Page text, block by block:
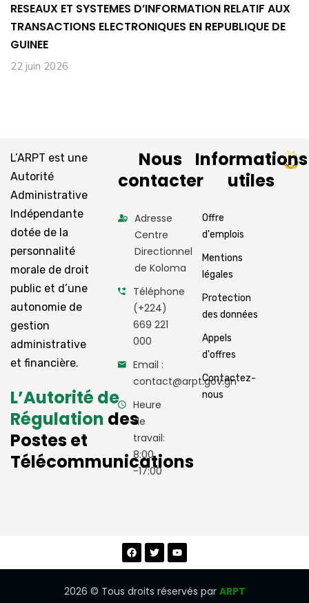
RESEAUX ET SYSTEMES D’INFORMATION RELATIF AUX
TRANSACTIONS ELECTRONIQUES EN REPUBLIQUE DE
GUINEE
22 juin 2026
L’ARPT est une
Autorité
Administrative
Indépendante
dotée de la
personnalité
morale de droit
public et d’une
autonomie de
gestion
administrative
et financière.
L’Autorité de
Régulation des
Postes et
Télécommunications
Nous
contacter
Adresse
Centre
Directionnel
de Koloma
Téléphone
(+224)
669 221
000
Email :
contact@arpt.gov.gn
Heure
de
travail:
8:00
-17:00
Informations
utiles
Offre
d'emplois
Mentions
légales
Protection
des données
Appels
d'offres
Contactez-
nous
2026 © Tous droits réservés par ARPT